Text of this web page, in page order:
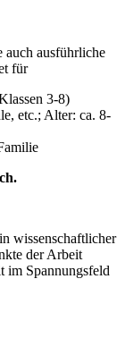
auch ausführliche
für
3-8)
etc.; Alter: ca. 8-
wissenschaftlicher
der Arbeit
im Spannungsfeld